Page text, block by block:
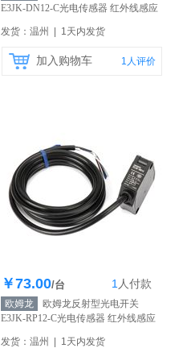
E3JK-DN12-C光电传感器 红外线感应
发货：温州 | 1天内发货
加入购物车 1 人评价
库存200个
￥73.00/台 1 人付款
欧姆龙
欧姆龙反射型光电开关
E3JK-RP12-C光电传感器 红外线感应
发货：温州 | 1天内发货